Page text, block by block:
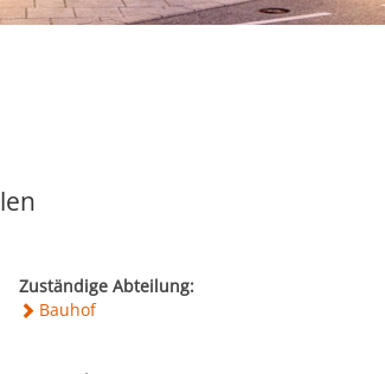
Zuständige Abteilung:
Bauhof